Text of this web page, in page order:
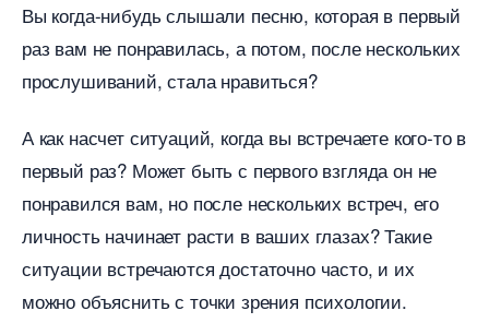
ы когда-нибудь слышали песню, которая в первый
раз вам не понравилась, а потом, после нескольких
прослушиваний, стала нравиться?
А как насчет ситуаций, когда вы встречаете кого-то
первый раз? Может быть с первого взгляда он не
понравился вам, но после нескольких встреч, его
личность начинает расти в ваших глазах? Такие
ситуации встречаются достаточно часто, и их
можно объяснить с точки зрения психологии.